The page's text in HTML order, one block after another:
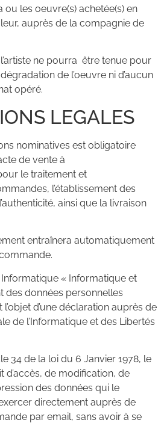
ou les oeuvre(s) achetée(s) en
auprès de la compagnie de
ne pourra être tenue pour
de l’oeuvre ni d’aucun
opéré.
LEGALES
nominatives est obligatoire
de vente à
le traitement et
l’établissement des
ainsi que la livraison
entraînera automatiquement
« Informatique et
des données personnelles
d’une déclaration auprès de
de l’Informatique et des Libertés
34 de la loi du 6 Janvier 1978, le
d’accès, de modification, de
des données qui le
directement auprès de
par email, sans avoir à se